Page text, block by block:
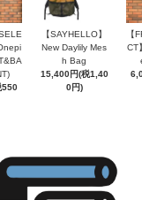
550
【SAYHELLO】
New Daylily Mes
h Bag
15,400円(税1,40
0円)
【
CT